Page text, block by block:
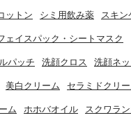
ットン シミ用飲み薬 スキン
ェイスパック・シートマスク
パッチ 洗顔クロス 洗顔ネッ
美白クリーム セラミドクリ
ム ホホバオイル スクワラ